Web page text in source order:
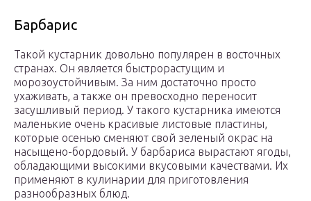
Барбарис
Такой кустарник довольно популярен в восточных
странах. Он является быстрорастущим и
морозоустойчивым. За ним достаточно просто
ухаживать, а также он превосходно переносит
засушливый период. У такого кустарника имеются
маленькие очень красивые листовые пластины,
которые осенью сменяют свой зеленый окрас на
насыщено-бордовый. У барбариса вырастают ягоды,
обладающими высокими вкусовыми качествами. Их
применяют в кулинарии для приготовления
разнообразных блюд.